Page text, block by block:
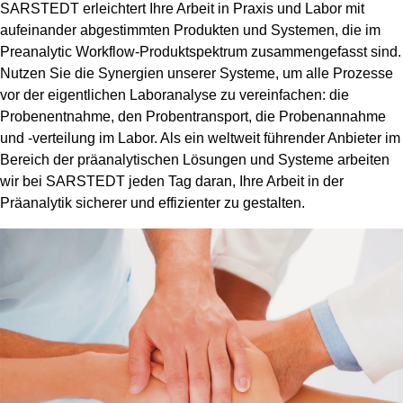
SARSTEDT erleichtert Ihre Arbeit in Praxis und Labor mit
aufeinander abgestimmten Produkten und Systemen, die im
Preanalytic Workflow-Produktspektrum zusammengefasst sind.
Nutzen Sie die Synergien unserer Systeme, um alle Prozesse
vor der eigentlichen Laboranalyse zu vereinfachen: die
Probenentnahme, den Probentransport, die Probenannahme
und -verteilung im Labor. Als ein weltweit führender Anbieter im
Bereich der präanalytischen Lösungen und Systeme arbeiten
wir bei SARSTEDT jeden Tag daran, Ihre Arbeit in der
Präanalytik sicherer und effizienter zu gestalten.